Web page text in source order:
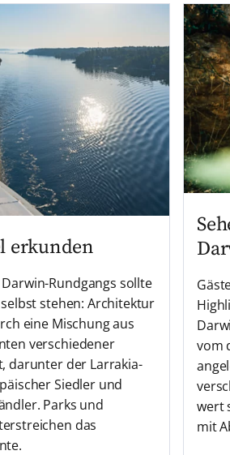
erkunden
Rundgangs sollte
stehen: Architektur
eine Mischung aus
verschiedener
darunter der Larrakia-
Siedler und
Parks und
das
vom
wert
mit